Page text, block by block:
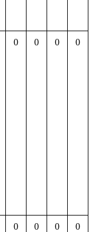
0 0 0 0
0 0 0 0